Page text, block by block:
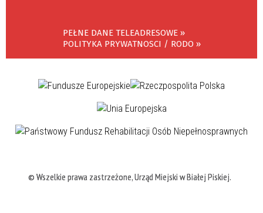
PEŁNE DANE TELEADRESOWE »
POLITYKA PRYWATNOSCI / RODO »
© Wszelkie prawa zastrzeżone, Urząd Miejski w Białej Piskiej.